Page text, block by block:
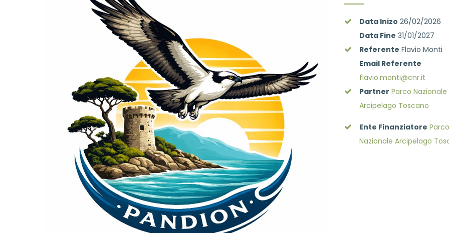
Data Inizo 26/02/2026
Data Fine 31/01/2027
Referente Flavio Monti
Email Referente
flavio.monti@cnr.it
Partner Parco Nazionale
Arcipelago Toscano
Ente Finanziatore Parco
Nazionale Arcipelago